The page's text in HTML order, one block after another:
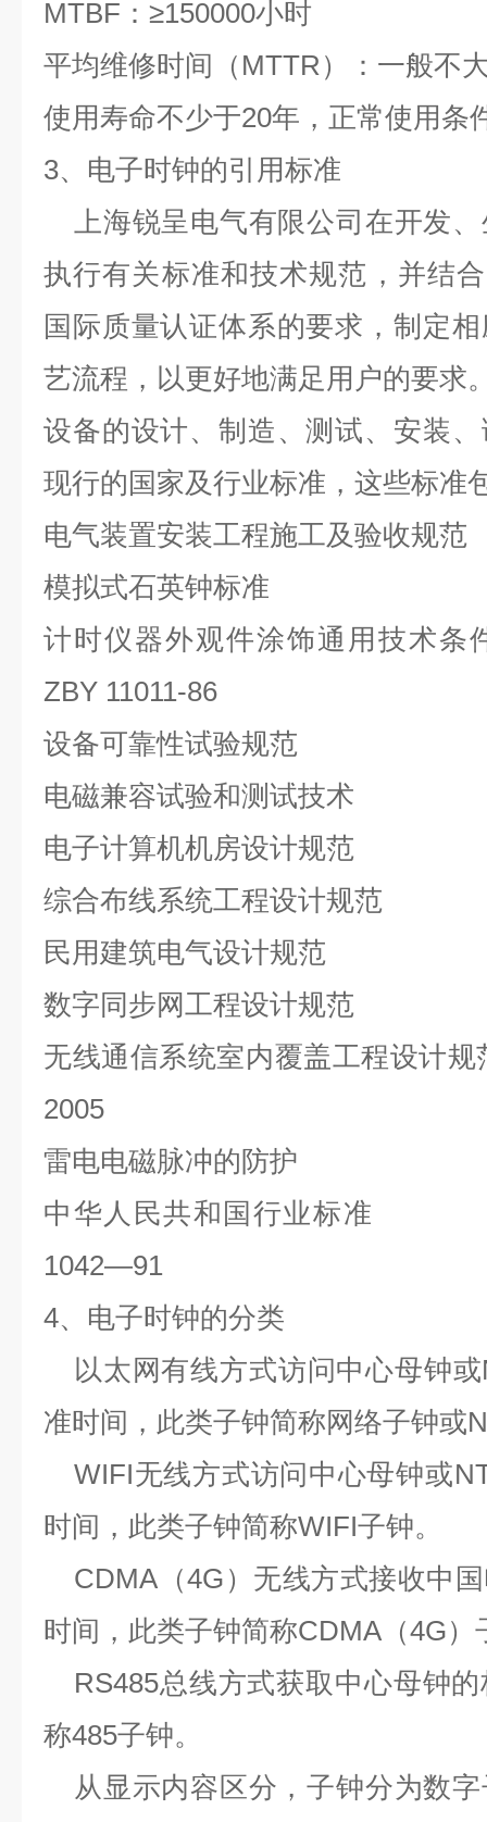
MTBF ： ≥150000小时
平均维修时间（ MTTR）：一般不
使用寿命不少于20年，正常使用条
3、电子时钟的引用标准
上海锐呈电气有限公司在开发
执行有关标准和技术规范，并结
国际质量认证体系的要求，制定
艺流程，以更好地满足用户的要求
设备的设计、制造、测试、安装
现行的国家及行业标准，这些标准
电气装置安装工程施工及验收规范
模拟式石英钟标准
计时仪器外观件涂饰通用技术条
ZBY 11011-86
设备可靠性试验规范
电磁兼容试验和测试技术
电子计算机机房设计规范
综合布线系统工程设计规范
民用建筑电气设计规范
数字同步网工程设计规范
无线通信系统室内覆盖工程设计规
2005
雷电电磁脉冲的防护
中华人民共和国行业标准
1042—91
4、电子时钟的分类
以太网有线方式访问中心母钟或
准时间，此类子钟简称网络子钟或
WIFI无线方式访问中心母钟或
时间，此类子钟简称WIFI子钟。
CDMA （4G ）无线方式接收中
时间，此类子钟简称CDMA （4G）
RS485总线方式获取中心母钟
称485子钟。
从显示内容区分，子钟分为数